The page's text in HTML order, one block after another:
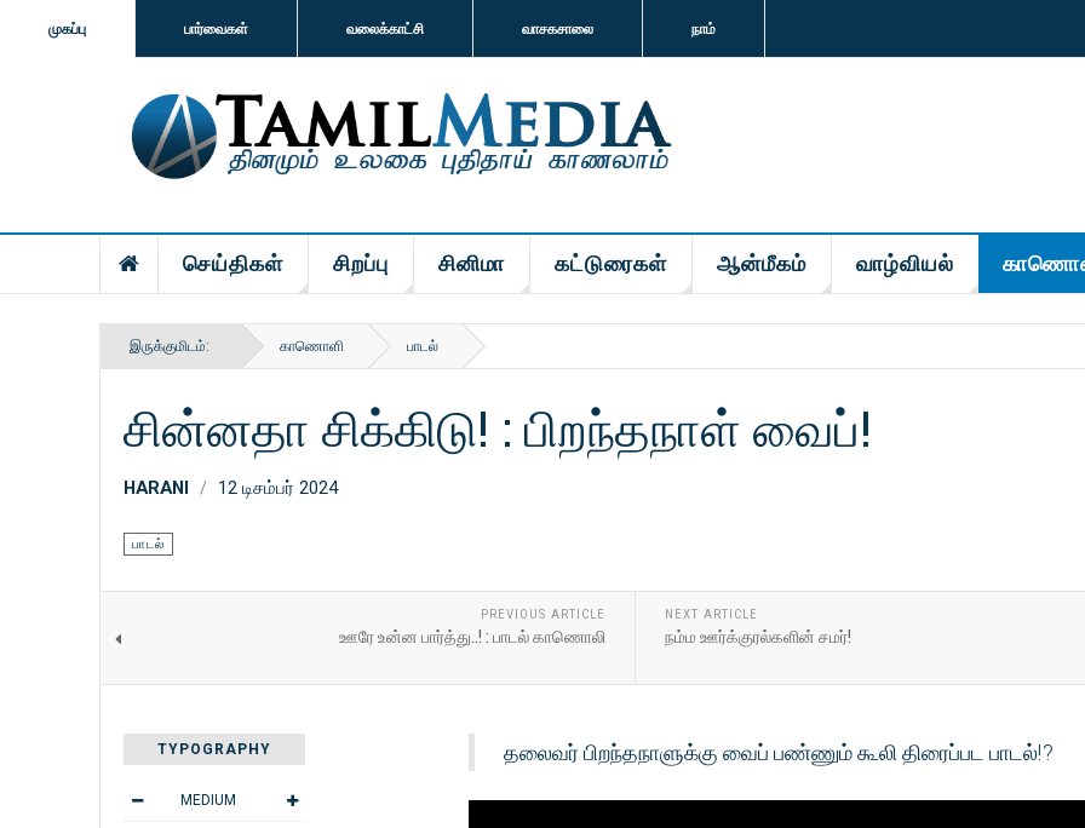
முகப்பு பார்வைகள் வலைக்காட்சி வாசகசாலை நாம்
செய்திகள் சிறப்பு சினிமா கட்டுரைகள் ஆன்மீகம் வாழ்வியல்
இருக்குமிடம்: காணொளி பாடல்
சின்னதா சிக்கிடு! : பிறந்தநாள் வைப்!
HARANI 12 டிசம்பர் 2024
பாடல்
PREVIOUS ARTICLE
ஊரே உன்ன பார்த்து..! : பாடல் காணொலி
NEXT ARTICLE
நம்ம ஊர்க்குரல்களின் சமர்!
TYPOGRAPHY
MEDIUM
தலைவர் பிறந்தநாளுக்கு வைப் பண்ணும் கூலி திரைப்பட பாடல்!?